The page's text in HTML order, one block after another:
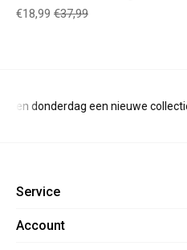
€18,99 €37,99
en donderdag een nieuwe collectie
Service
Home
Account